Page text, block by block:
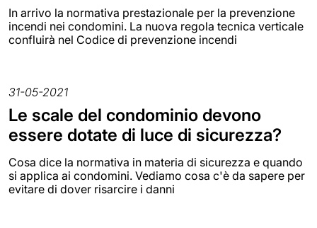
In arrivo la normativa prestazionale per la prevenzione
incendi nei condomini. La nuova regola tecnica verticale
confluirà nel Codice di prevenzione incendi
31-05-2021
Le scale del condominio devono
essere dotate di luce di sicurezza?
Cosa dice la normativa in materia di sicurezza e quando
si applica ai condomini. Vediamo cosa c'è da sapere per
evitare di dover risarcire i danni